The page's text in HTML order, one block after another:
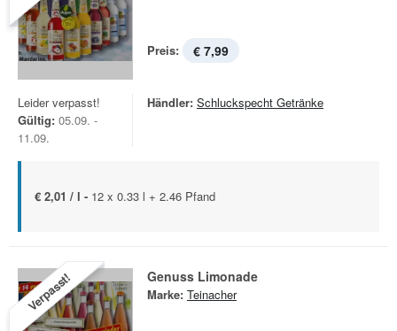
Preis: € 7,99
Leider verpasst!
Gültig: 05.09. -
11.09.
Händler: Schluckspecht Getränke
€ 2,01 / l - 12 x 0.33 l + 2.46 Pfand
Verpasst! Genuss Limonade
Marke: Teinacher